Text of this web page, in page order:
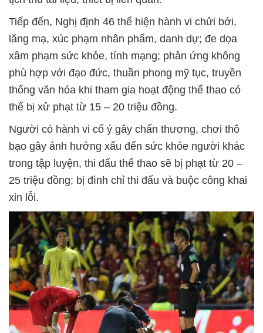
Tiếp đến, Nghị định 46 thể hiện hành vi chửi bới,
lăng mạ, xúc phạm nhân phẩm, danh dự; đe dọa
xâm phạm sức khỏe, tính mạng; phản ứng không
phù hợp với đạo đức, thuần phong mỹ tục, truyền
thống văn hóa khi tham gia hoạt động thể thao có
thể bị xử phạt từ 15 – 20 triệu đồng.
Người có hành vi cố ý gây chấn thương, chơi thô
bạo gây ảnh hưởng xấu đến sức khỏe người khác
trong tập luyện, thi đấu thể thao sẽ bị phạt từ 20 –
25 triệu đồng; bị đình chỉ thi đấu và buộc công khai
xin lỗi.